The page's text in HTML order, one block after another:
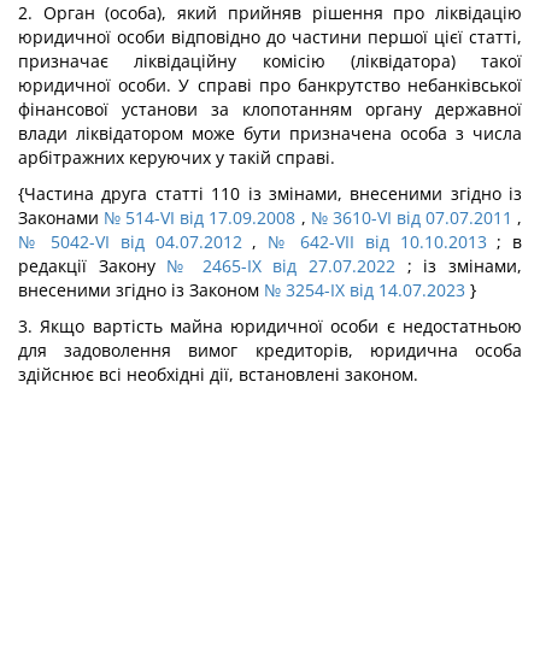
2. Орган (особа), який прийняв рішення про ліквідацію
юридичної особи відповідно до частини першої цієї статті,
призначає ліквідаційну комісію (ліквідатора) такої
юридичної особи. У справі про банкрутство небанківської
фінансової установи за клопотанням органу державної
влади ліквідатором може бути призначена особа з числа
арбітражних керуючих у такій справі.
{Частина друга статті 110 із змінами, внесеними згідно із
Законами № 514-VI від 17.09.2008 , № 3610-VI від 07.07.2011 ,
№ 5042-VI від 04.07.2012, № 642-VII від 10.10.2013 ; в
редакції Закону № 2465-IX від 27.07.2022 ; із змінами,
внесеними згідно із Законом № 3254-IX від 14.07.2023 }
3. Якщо вартість майна юридичної особи є недостатньою
для задоволення вимог кредиторів, юридична особа
здійснює всі необхідні дії, встановлені законом.